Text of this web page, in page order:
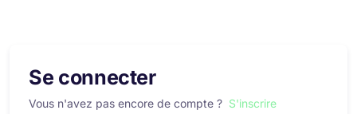
Se connecter
Vous n'avez pas encore de compte ? S'inscrire